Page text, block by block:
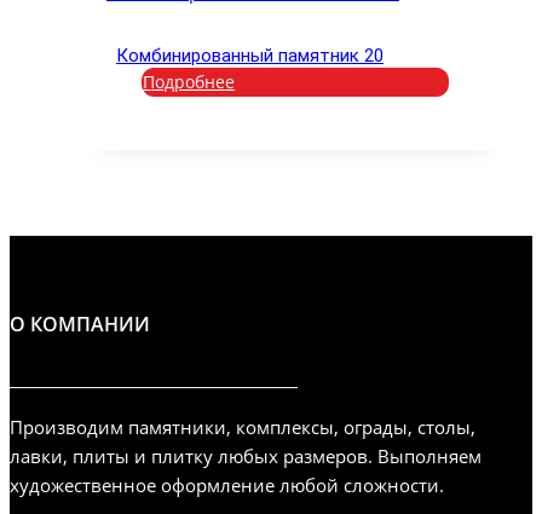
Комбинированный памятник 20
Подробнее
О КОМПАНИИ
Производим памятники, комплексы, ограды, столы,
лавки, плиты и плитку любых размеров. Выполняем
художественное оформление любой сложности.